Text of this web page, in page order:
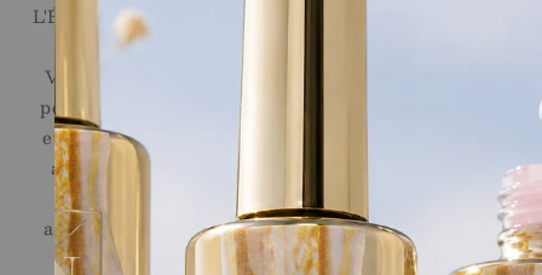
L'École de l'Ongle réunit un centre de formation, une
onglerie et une boutique en ligne, à Martigny en
Valais. Nous proposons des formations sur mesure
pour les débutantes, les personnes en reconversion
et les professionnelles souhaitant se perfectionner,
ainsi qu'une sélection de produits professionnels
Jana Nails pour les stylistes ongulaires. Un
accompagnement sur le long terme, assuré par des
professionnelles reconnues du secteur.